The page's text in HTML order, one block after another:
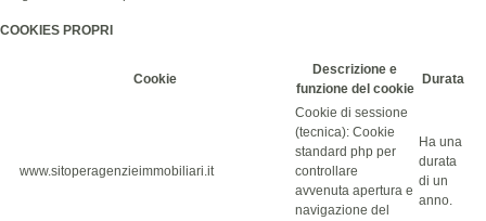
COOKIES PROPRI
Cookie
Descrizione e
funzione del cookie
Durata
www.sitoperagenzieimmobiliari.it
Cookie di sessione
(tecnica): Cookie
standard php per
controllare
avvenuta apertura e
navigazione del
Ha una
durata
di un
anno.